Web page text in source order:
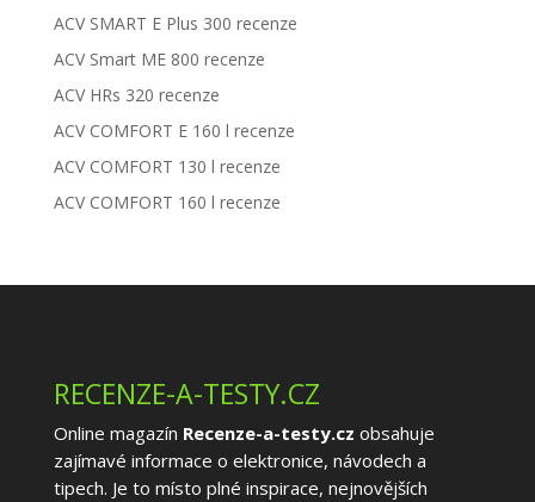
ACV SMART E Plus 300 recenze
ACV Smart ME 800 recenze
ACV HRs 320 recenze
ACV COMFORT E 160 l recenze
ACV COMFORT 130 l recenze
ACV COMFORT 160 l recenze
RECENZE-A-TESTY.CZ
Online magazín Recenze-a-testy.cz obsahuje
zajímavé informace o elektronice, návodech a
tipech. Je to místo plné inspirace, nejnovějších